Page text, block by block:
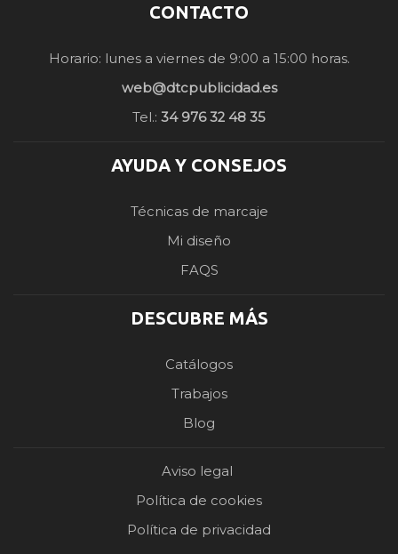
CONTACTO
Horario: lunes a viernes de 9:00 a 15:00 horas.
web@dtcpublicidad.es
Tel.: 34 976 32 48 35
AYUDA Y CONSEJOS
Técnicas de marcaje
Mi diseño
FAQS
DESCUBRE MÁS
Catálogos
Trabajos
Blog
Aviso legal
Política de cookies
Política de privacidad